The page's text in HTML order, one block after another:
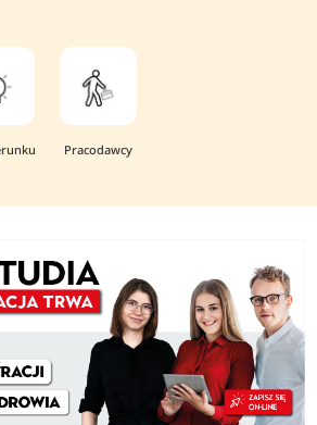
Pracodawcy